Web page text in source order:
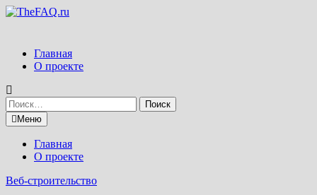
Перейти
Главная
О проекте
Найти:
Меню
Главная
О проекте
Веб-строительство